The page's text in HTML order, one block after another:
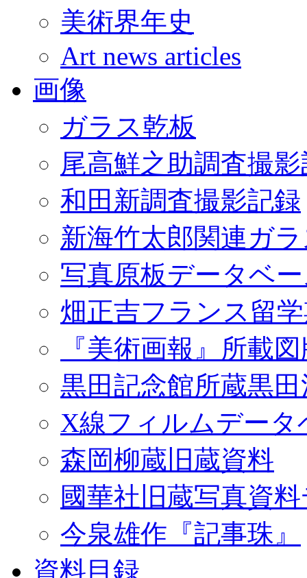
美術界年史
Art news articles
画像
ガラス乾板
尾高鮮之助調査撮
和田新調査撮影記録
新海竹太郎関連ガ
写真原板データベ
畑正吉フランス留
『美術画報』所載
黒田記念館所蔵黒
X線フィルムデータ
森岡柳蔵旧蔵資料
國華社旧蔵写真資
今泉雄作『記事珠』
資料目録